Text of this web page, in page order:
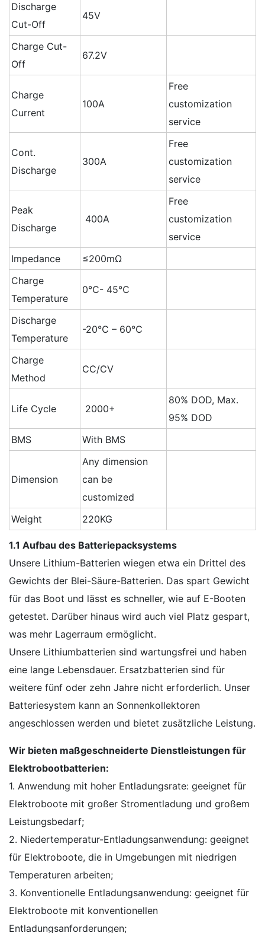
Discharge
Cut-Off
45V
Charge Cut-
Off
67.2V
Charge
Current
100A
Free
customization
service
Cont.
Discharge
300A
Free
customization
service
Peak
Discharge
400A
Free
customization
service
Impedance
≤200mΩ
Charge
Temperature
0℃- 45℃
Discharge
Temperature
-20℃ – 60℃
Charge
Method
CC/CV
Life Cycle 2000+
80% DOD, Max.
95% DOD
BMS
With BMS
Dimension
Any dimension
can be
customized
Weight
220KG
1.1 Aufbau des Batteriepacksystems
Unsere Lithium-Batterien wiegen etwa ein Drittel des
Gewichts der Blei-Säure-Batterien. Das spart Gewicht
für das Boot und lässt es schneller, wie auf E-Booten
getestet. Darüber hinaus wird auch viel Platz gespart,
was mehr Lagerraum ermöglicht.
Unsere Lithiumbatterien sind wartungsfrei und haben
eine lange Lebensdauer. Ersatzbatterien sind für
weitere fünf oder zehn Jahre nicht erforderlich. Unser
Batteriesystem kann an Sonnenkollektoren
angeschlossen werden und bietet zusätzliche Leistung.
Wir bieten maßgeschneiderte Dienstleistungen für
Elektrobootbatterien:
1. Anwendung mit hoher Entladungsrate: geeignet für
Elektroboote mit großer Stromentladung und großem
Leistungsbedarf;
2. Niedertemperatur-Entladungsanwendung: geeignet
für Elektroboote, die in Umgebungen mit niedrigen
Temperaturen arbeiten;
3. Konventionelle Entladungsanwendung: geeignet für
Elektroboote mit konventionellen
Entladungsanforderungen;